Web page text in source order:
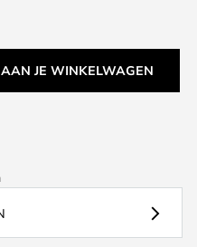
JE WINKELWAGEN